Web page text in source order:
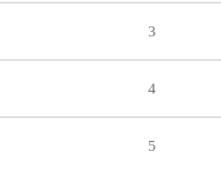
3
4
5